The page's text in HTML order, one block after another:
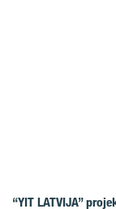
“YIT LATVIJA”